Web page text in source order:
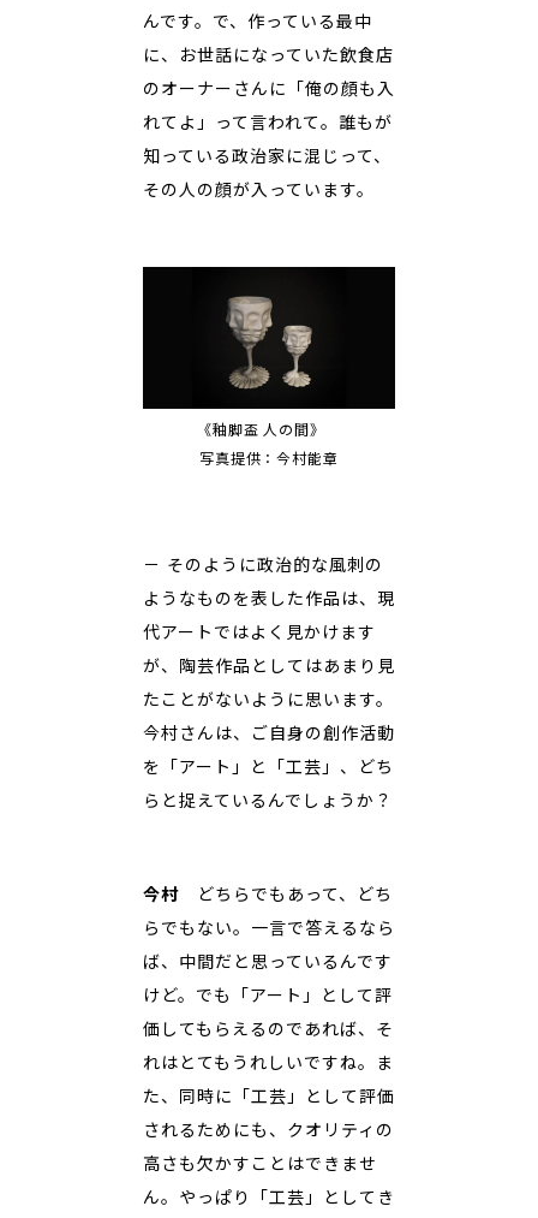
んです。で、作っている最中
に、お世話になっていた飲食店
のオーナーさんに「俺の顔も入
れてよ」って言われて。誰もが
知っている政治家に混じって、
その人の顔が入っています。
《釉脚盃 人の間》
写真提供：今村能章
－ そのように政治的な風刺の
ようなものを表した作品は、現
代アートではよく見かけます
が、陶芸作品としてはあまり見
たことがないように思います。
今村さんは、ご自身の創作活動
を「アート」と「工芸」、どち
らと捉えているんでしょうか？
今村
どちらでもあって、どち
らでもない。一言で答えるなら
ば、中間だと思っているんです
けど。でも「アート」として評
価してもらえるのであれば、そ
れはとてもうれしいですね。ま
た、同時に「工芸」として評価
されるためにも、クオリティの
高さも欠かすことはできませ
ん。やっぱり「工芸」としてき